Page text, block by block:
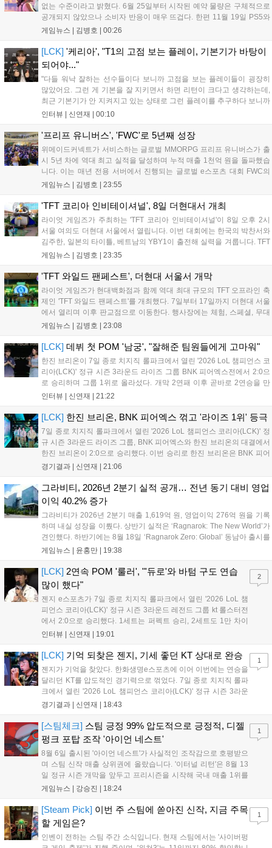
없는 수준이라고 밝혔다. 6월 25일부터 시작된 예약 물량은 구체적으로
공개되지 않았으나 소비자 반응이 매우 뜨겁다. 한편 11월 19일 PS5와
Xbox 시리즈 X|S로 정식 출시될 예정이며, 록스타 게임즈는 한국 시각
Extended Look'을 최초 공개할 계획이다....
게임뉴스 | 김병호 | 00:26
[LCK] '케리아', "T1의 고점 보는 플레이, 기본기가 바탕이
되어야..."
"다들 워낙 잘하는 선수들이다 보니까 고점을 보는 플레이들이 굉장히
많았어요. 그런 게 기본을 잘 지키면서 하면 리턴이 크다고 생각하는데,
최근 기본기가 안 지켜지고 있는 상태로 그런 플레이를 추구하다 보니까
팀적으로 안 좋은 사고가 계속 많이 났던 것 같습니다." T1은 6일 서울 종
인터뷰 | 신연재 | 00:10
'프리프 유니버스', 'FWC'로 5년째 성장
위메이드커넥트가 서비스하는 글로벌 MMORPG 프리프 유니버스가 출
시 5년 차에 역대 최고 실적을 달성하며 누적 매출 1천억 원을 돌파했습
니다. 이는 매년 전용 서버에서 진행되는 글로벌 e스포츠 대회 FWC의
영향이 큽니다. FWC는 이용자가 동일한 조건에서 시즌을 함께 즐기는
대폭 상승하는 성과를 냈습니다. 오는 10월 필리핀 마닐라에서 총상금
이드커넥트는 이를 통해 커뮤니티 중심의 장기 성장 모델을 지속할 방침
입니다....
게임뉴스 | 김병호 | 23:55
'TFT 코리아 인비테이셔널', 8일 더현대서 개최
라이엇 게임즈가 주최하는 'TFT 코리아 인비테이셔널'이 8일 오후 2시
서울 여의도 더현대 서울에서 열립니다. 이번 대회에는 한국의 박찬서와
김주한, 일본의 타이틀, 베트남의 YBY1이 출전해 실력을 겨룹니다. TFT
는 소속팀 없이 개인 자격으로 참가하는 독특한 대회 구조를 가지며, 누
17일까지 이어지는 이번 행사는 신규 세트 체험과 공연 등 다양한 즐길
거리를 제공하며, 이후 현대백화점 판교점에서도 행사가 이어질 예정입
니다. 연말에는 라스베이거스 오픈이 개최됩니다....
게임뉴스 | 김병호 | 23:35
'TFT 와일드 팬페스트', 더현대 서울서 개막
라이엇 게임즈가 현대백화점과 함께 역대 최대 규모의 TFT 오프라인 축
제인 'TFT 와일드 팬페스트'를 개최했다. 7일부터 17일까지 더현대 서울
에서 열리며 이후 판교점으로 이동한다. 행사장에는 체험, 스페셜, 무대
존이 마련됐으며 8일 오후 2시 인비테이셔널, 15일 오후 2시 스트리머
다. 사전 예약은 조기 마감될 만큼 큰 인기를 끌고 있다....
게임뉴스 | 김병호 | 23:08
[LCK] 데뷔 첫 POM '남궁', "잘해준 팀원들에게 고마워"
한진 브리온이 7일 종로 치지직 롤파크에서 열린 '2026 LoL 챔피언스 코
리아(LCK)' 정규 시즌 3라운드 라이즈 그룹 BNK 피어엑스전에서 2:0으
로 승리하며 그룹 1위로 올라섰다. 개막 2연패 이후 곧바로 2연승을 만
들어내면서 이어질 4라운드에 대한 기대감을 올렸다. 다음은 이날 데뷔
인터뷰 | 신연재 | 21:22
[LCK] 한진 브리온, BNK 피어엑스 꺾고 '라이즈 1위' 등극
7일 종로 치지직 롤파크에서 열린 '2026 LoL 챔피언스 코리아(LCK)' 정
규 시즌 3라운드 라이즈 그룹, BNK 피어엑스와 한진 브리온의 대결에서
한진 브리온이 2:0으로 승리했다. 이번 승리로 한진 브리온은 BNK 피어
엑스를 제치고 라이즈 그룹 1위로 올라섰다. 1세트, 한진 브리온이 '로머'
경기결과 | 신연재 | 21:06
그라비티, 2026년 2분기 실적 공개… 전년 동기 대비 영업
이익 40.2% 증가
그라비티가 2026년 2분기 매출 1,619억 원, 영업이익 276억 원을 기록
하며 내실 성장을 이뤘다. 상반기 실적은 ‘Ragnarok: The New World’가
견인했다. 하반기에는 8월 18일 ‘Ragnarok Zero: Global’ 동남아 출시를
시작으로 9월 3일 ‘달려라 헤베레케 EX’, 9월 22일 ‘갈바테인’ 등 다양한
이’ 출시가 예정돼 있으며, 2027년에는 ‘Ragnarok 3’ 등 대작을 글로벌
출시할 계획이다. 그라비티는 조인트벤처 설립과 라그나로크 에코 시스
템 구축을 통해 신성장 동력을 확보할 방침이다....
게임뉴스 | 윤홍만 | 19:38
[LCK] 2연속 POM '룰러', "'듀로'와 바텀 구도 연습
많이 했다"
젠지 e스포츠가 7일 종로 치지직 롤파크에서 열린 '2026 LoL 챔
피언스 코리아(LCK)' 정규 시즌 3라운드 레전드 그룹 kt 롤스터전
에서 2:0으로 승리했다. 1세트는 퍼펙트 승리, 2세트도 1만 차이
를 벌리며 25분 만에 승리하면서 말 그대로 압도적인 경기력을 선
하며 POM에 선정됐...
인터뷰 | 신연재 | 19:01
2
[LCK] 기억 되찾은 젠지, 기세 좋던 KT 상대로 완승
젠지가 기억을 찾았다. 한화생명e스포츠에 이어 이번에는 연승을
달리던 KT를 압도적인 경기력으로 꺾었다. 7일 종로 치지직 롤파
크에서 열린 '2026 LoL 챔피언스 코리아(LCK)' 정규 시즌 3라운
드 레전드 그룹, kt 롤스터와 젠지 e스포츠의 대결에서 젠지가 압
기억을 되찾기라도 한 듯 1,...
경기결과 | 신연재 | 18:43
1
[스팀체크] 스팀 긍정 99% 압도적으로 긍정적, 디젤
펑크 포탑 조작 '아이언 네스트'
8월 6일 출시된 '아이언 네스트'가 사실적인 조작감으로 호평받으
며 스팀 신작 매출 상위권에 올랐습니다. '이터널 리턴'은 8월 13
일 정규 시즌 개막을 앞두고 프리시즌을 시작해 국내 매출 1위를
기록했습니다. 25주년을 맞은 '고스트 리콘' 시리즈는 8월 6일 쇼
'마블 투혼: 파이팅 소울즈'와 레트로 수리 시뮬레이션 '리스토
리'도 스팀에 정식 출시되었습니다....
게임뉴스 | 강승진 | 18:24
1
[Steam Pick] 이번 주 스팀에 쏟아진 신작, 지금 주목
할 게임은?
인벤이 전하는 스팀 주간 소식입니다. 현재 스팀에서는 '사이버펑
1